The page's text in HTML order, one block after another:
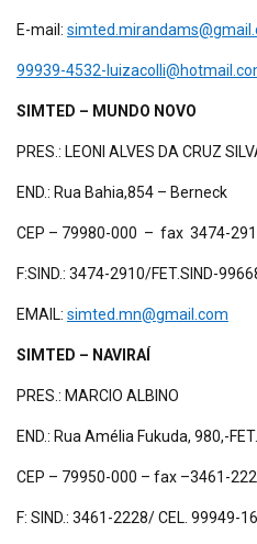
E-mail:
99939-4532-
SIMTED – MUNDO NOVO
PRES.: LEONI ALVES DA CRUZ
END.: Rua Bahia,854 – Berneck
CEP – 79980-000 – fax 3474-
F:SIND.: 3474-2910/FET.SIND-
EMAIL: simted.mn@gmail.com
SIMTED – NAVIRAÍ
PRES.: MARCIO ALBINO
END.: Rua Amélia Fukuda, 980,-
CEP – 79950-000 – fax –3461-
F: SIND.: 3461-2228/ CEL. 99949-